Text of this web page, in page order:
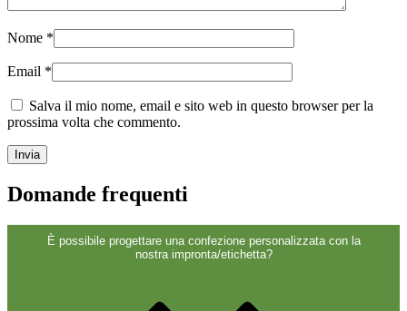
Spruzzatore(18)
Serbatoi
Chiusure(173)
Bottiglie di vino e bottiglie di
Nome *
Email *
Salva il mio nome, email e sito web in questo browser per la
prossima volta che commento.
Domande frequenti
È possibile progettare una confezione personalizzata con la
nostra impronta/etichetta?